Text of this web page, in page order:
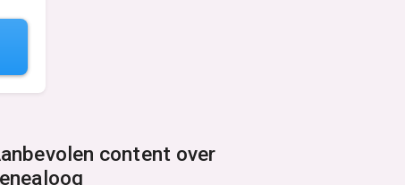
content over